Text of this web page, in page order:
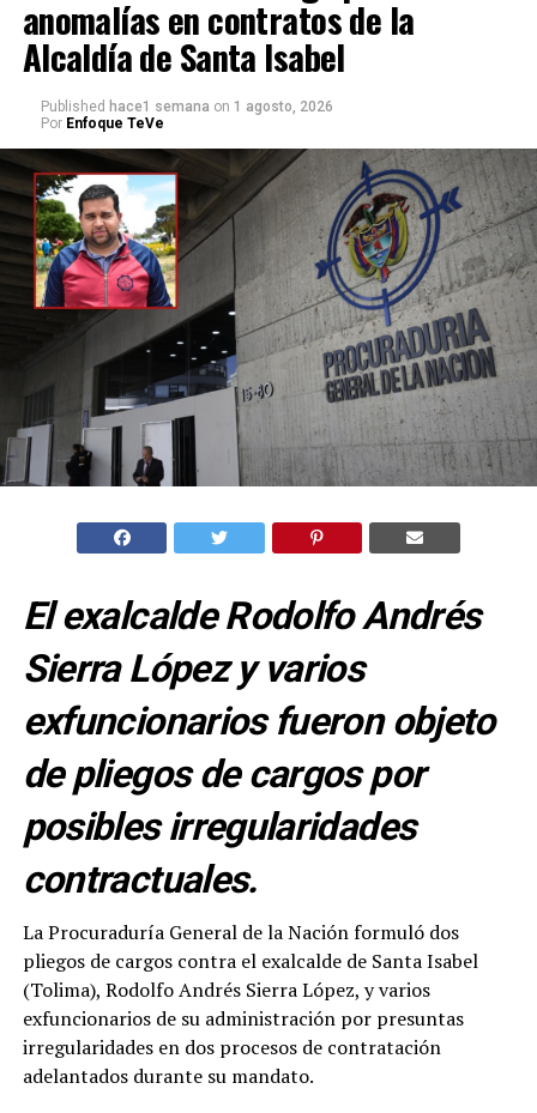
anomalías en contratos de la
Alcaldía de Santa Isabel
Published hace1 semana on 1 agosto, 2026
Por Enfoque TeVe
El exalcalde Rodolfo Andrés
Sierra López y varios
exfuncionarios fueron objeto
de pliegos de cargos por
posibles irregularidades
contractuales.
La Procuraduría General de la Nación formuló dos
pliegos de cargos contra el exalcalde de Santa Isabel
(Tolima), Rodolfo Andrés Sierra López, y varios
exfuncionarios de su administración por presuntas
irregularidades en dos procesos de contratación
adelantados durante su mandato.